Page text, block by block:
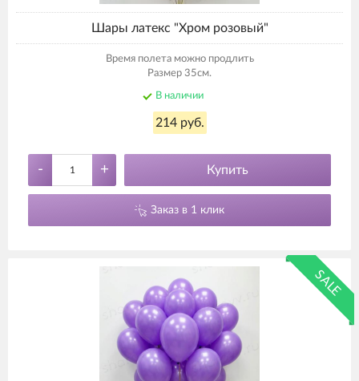
Шары латекс "Хром розовый"
Время полета можно продлить
Размер 35см.
В наличии
214 руб.
- + Купить
Заказ в 1 клик
SALE